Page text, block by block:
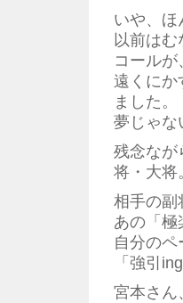
いや、ほ
以前は
コールが
遠くにか
ました。
夢じゃな
残念なが
将・大将
相手の副
あの「極
自分の
「強引
宮本さん